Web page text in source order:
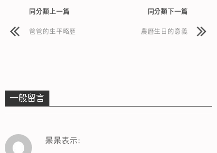
同分類上一篇
爸爸的生平略歷
同分類下一篇
農曆生日的意義
一般留言
呆呆表示: